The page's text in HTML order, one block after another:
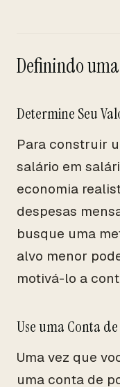
Definindo
Determine Seu
Para construir
salário em
economia
despesas
busque uma
alvo menor
motivá-lo a
Use uma Conta
Uma vez que
uma conta de